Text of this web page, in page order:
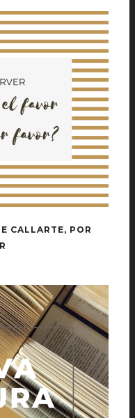
CALLARTE, POR